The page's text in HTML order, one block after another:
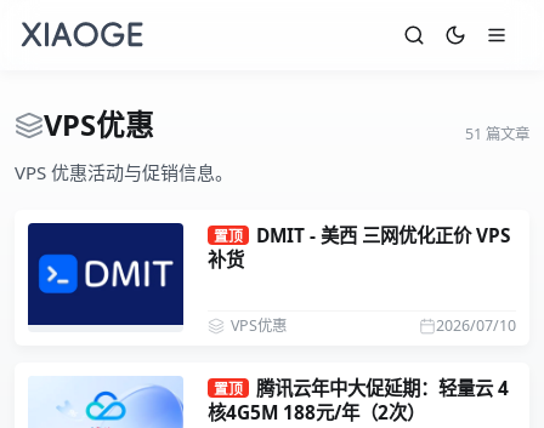
VPS优惠 51 篇文章
VPS 优惠活动与促销信息。
置顶
DMIT - 美西 三网优化正价 VPS
补货
2026/07/10
VPS优惠
置顶
腾讯云年中大促延期：轻量云 4
核4G5M 188元/年（2次）